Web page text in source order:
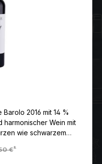
2016 mit 14 %
harmonischer Wein mit
wie schwarzem
€*